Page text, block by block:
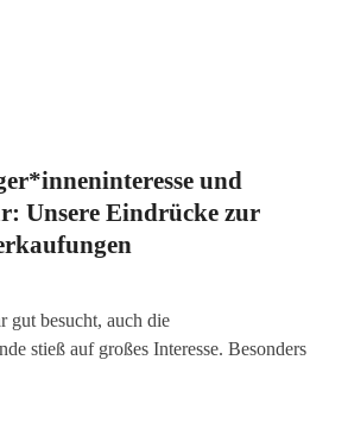
und
Unsere Eindrücke zur
gut besucht, auch die
stieß auf großes Interesse. Besonders